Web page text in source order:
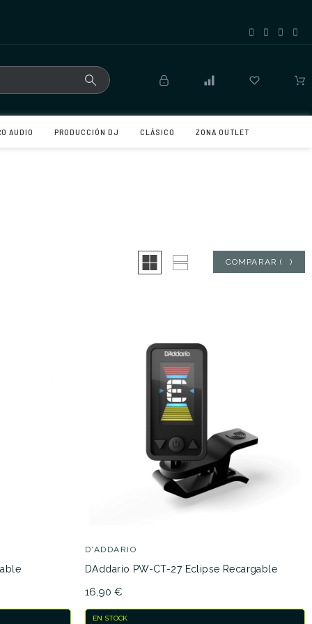
AUDIO PRODUCCIÓN DJ CLÁSICO ZONA OUTLET
COMPARAR ( )
D'ADDARIO
DAddario PW-CT-27 Eclipse Recargable
16,90 €
EN STOCK